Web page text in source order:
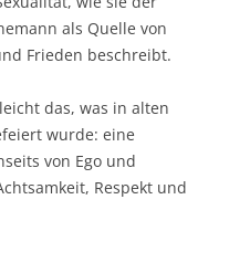
als Quelle von
Frieden beschreibt.
das, was in alten
wurde: eine
von Ego und
Respekt und